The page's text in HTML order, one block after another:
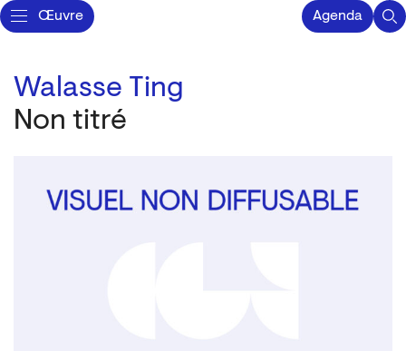
Œuvre Agenda
Walasse Ting
Non titré